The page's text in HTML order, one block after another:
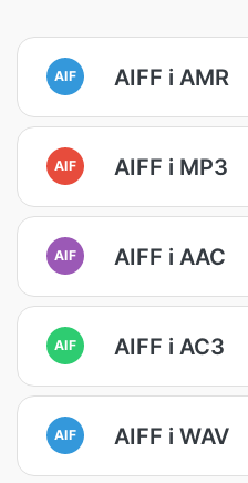
AIF AIFF i AMR
AIF AIFF i MP3
AIF AIFF i AAC
AIF AIFF i AC3
AIF AIFF i WAV